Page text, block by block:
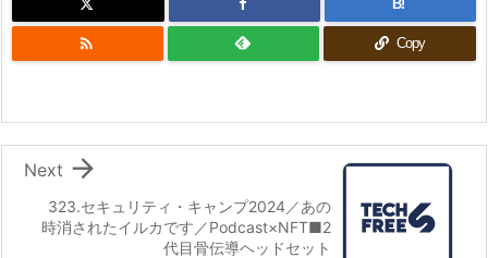
B!
 Copy
323.セキュリティ・キャンプ2024／あの
時消されたイルカです／Podcast×NFT■2
代目骨伝導ヘッドセット

Next